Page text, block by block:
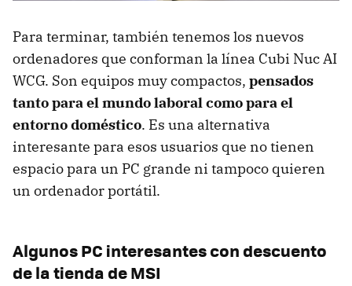
Para terminar, también tenemos los nuevos
ordenadores que conforman la línea Cubi Nuc AI
WCG. Son equipos muy compactos, pensados
tanto para el mundo laboral como para el
entorno doméstico. Es una alternativa
interesante para esos usuarios que no tienen
espacio para un PC grande ni tampoco quieren
un ordenador portátil.
Algunos PC interesantes con descuento
de la tienda de MSI